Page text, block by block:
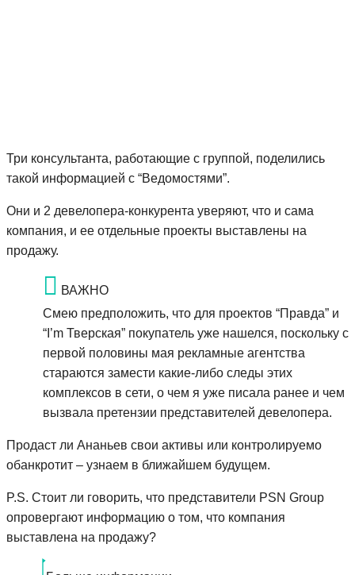
Три консультанта, работающие с группой, поделились
такой информацией с “Ведомостями”.
Они и 2 девелопера-конкурента уверяют, что и сама
компания, и ее отдельные проекты выставлены на
продажу.
ВАЖНО
Смею предположить, что для проектов “Правда” и
“I’m Тверская” покупатель уже нашелся, поскольку с
первой половины мая рекламные агентства
стараются замести какие-либо следы этих
комплексов в сети, о чем я уже писала ранее и чем
вызвала претензии представителей девелопера.
Продаст ли Ананьев свои активы или контролируемо
обанкротит – узнаем в ближайшем будущем.
P.S. Стоит ли говорить, что представители PSN Group
опровергают информацию о том, что компания
выставлена на продажу?